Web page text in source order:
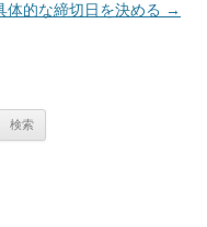
体的な締切日を決める →